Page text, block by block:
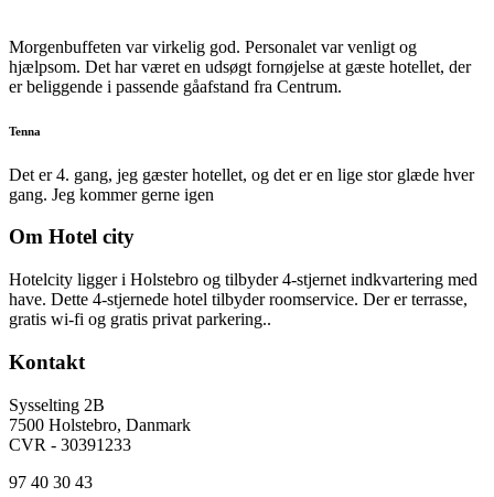
Morgenbuffeten var virkelig god. Personalet var venligt og
hjælpsom. Det har været en udsøgt fornøjelse at gæste hotellet, der
er beliggende i passende gåafstand fra Centrum.
Tenna
Det er 4. gang, jeg gæster hotellet, og det er en lige stor glæde hver
gang. Jeg kommer gerne igen
Om Hotel city
Hotelcity ligger i Holstebro og tilbyder 4-stjernet indkvartering med
have. Dette 4-stjernede hotel tilbyder roomservice. Der er terrasse,
gratis wi-fi og gratis privat parkering..
Kontakt
Sysselting 2B
7500 Holstebro, Danmark
CVR - 30391233
97 40 30 43